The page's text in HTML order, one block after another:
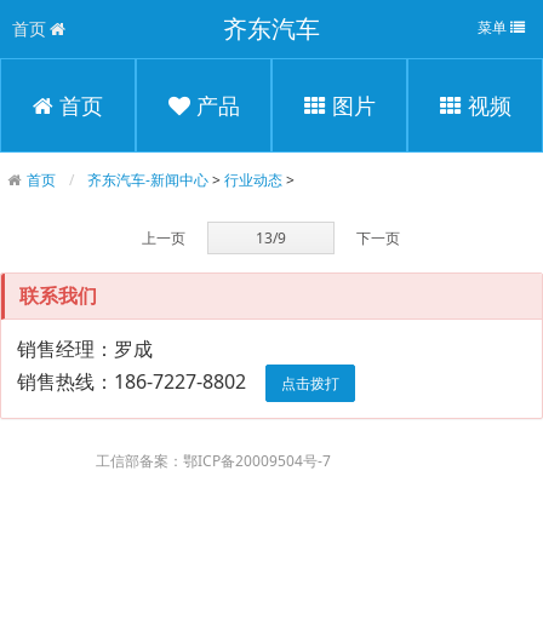
首页 齐东汽车 菜单
首页 产品 图片 视频
首页 齐东汽车-新闻中心>行业动态>
上一页 13/9 下一页
联系我们
销售经理：罗成
销售热线：186-7227-8802
点击拨打
工信部备案：鄂ICP备20009504号-7